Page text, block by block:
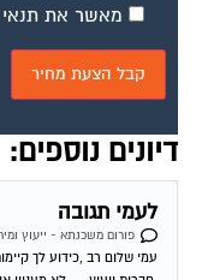
דיונים נוספים:
לעמי תגובה
פורום משכנתא - ייעוץ
עמי שלום רב ,כידוע לך
,חברות ייעוץ … ,לא מעניין